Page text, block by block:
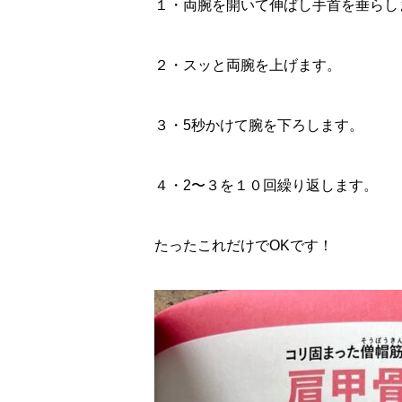
１・両腕を開いて伸ばし手首を垂ら
２・スッと両腕を上げます。
３・5秒かけて腕を下ろします。
４・2〜３を１０回繰り返します。
たったこれだけでOKです！